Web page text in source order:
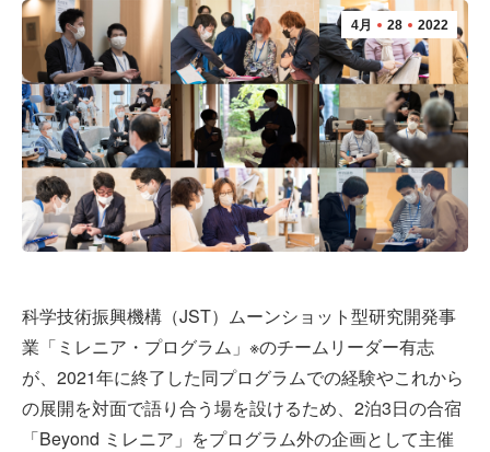
4月 28 2022
科学技術振興機構（JST）ムーンショット型研究開発事
業「ミレニア・プログラム」※のチームリーダー有志
が、2021年に終了した同プログラムでの経験やこれから
の展開を対面で語り合う場を設けるため、2泊3日の合宿
「Beyond ミレニア」をプログラム外の企画として主催